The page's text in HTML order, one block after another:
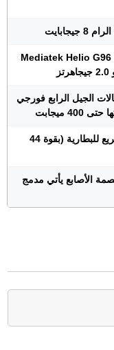
الهاتف يأتي مزود بمعالج Mediatek Helio G96
الجيل الرابع فورجي
الهاتف يدعم الشحن السريع للبطارية (بقوة 44
الأصابع يأتي مدمج